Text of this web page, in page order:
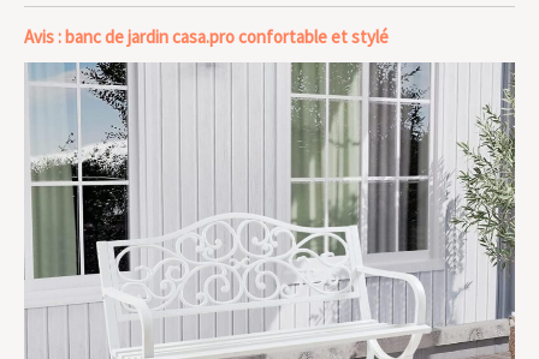
Avis : banc de jardin casa.pro confortable et stylé